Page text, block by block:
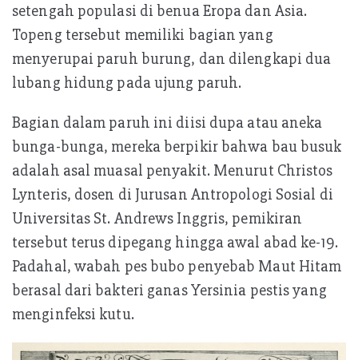
setengah populasi di benua Eropa dan Asia.
Topeng tersebut memiliki bagian yang
menyerupai paruh burung, dan dilengkapi dua
lubang hidung pada ujung paruh.
Bagian dalam paruh ini diisi dupa atau aneka
bunga-bunga, mereka berpikir bahwa bau busuk
adalah asal muasal penyakit. Menurut Christos
Lynteris, dosen di Jurusan Antropologi Sosial di
Universitas St. Andrews Inggris, pemikiran
tersebut terus dipegang hingga awal abad ke-19.
Padahal, wabah pes bubo penyebab Maut Hitam
berasal dari bakteri ganas Yersinia pestis yang
menginfeksi kutu.